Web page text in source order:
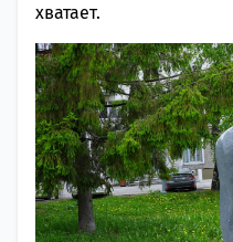
хватает.